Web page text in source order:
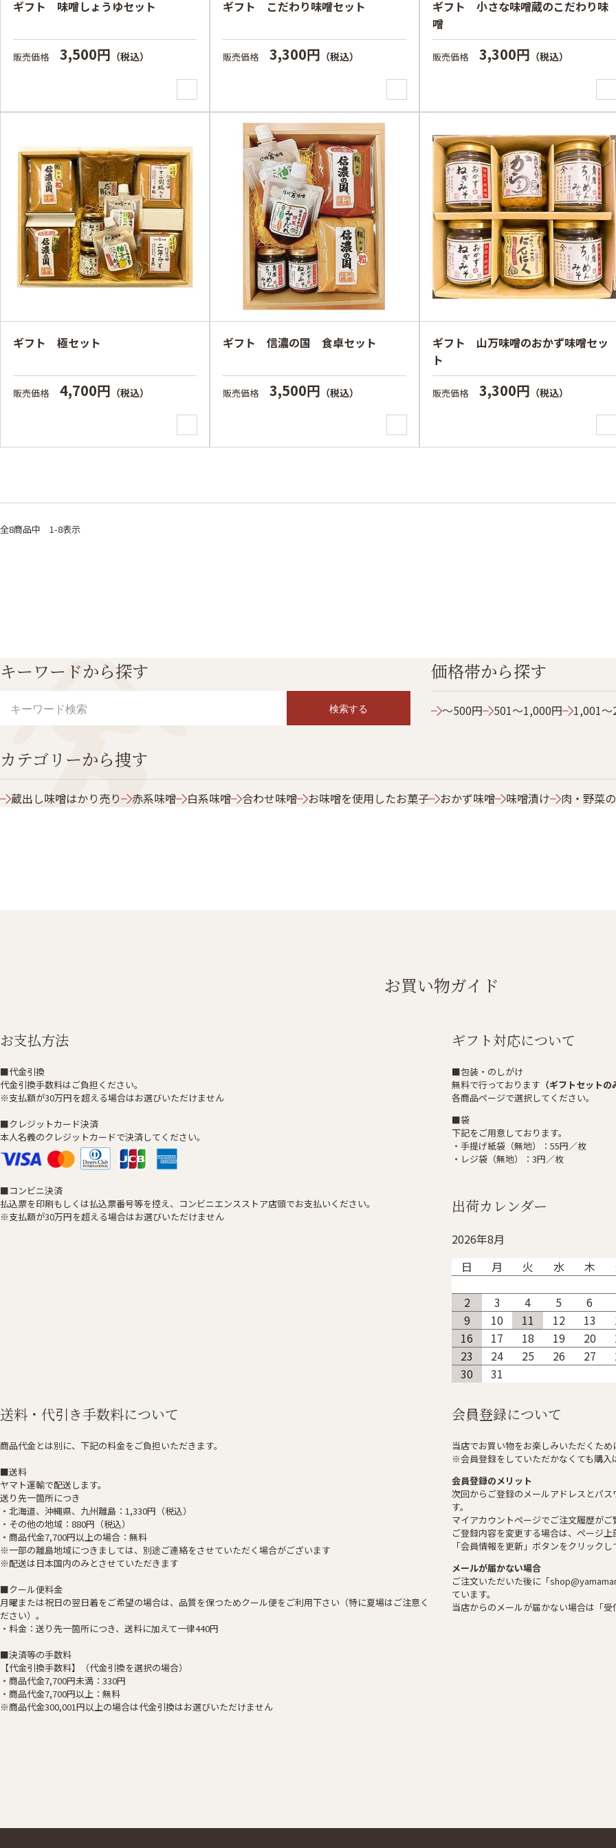
ギフト 味噌しょうゆセット
販売価格 3,500円 （税込）
ギフト こだわり味噌セット
販売価格 3,300円 （税込）
ギフト 小さな味噌蔵のこだわり味
噌
販売価格 3,300円 （税込）
ギフト 極セット
販売価格 4,700円 （税込）
ギフト 信濃の国 食卓セット
販売価格 3,500円 （税込）
ギフト 山万味噌のおかず味噌セッ
ト
販売価格 3,300円 （税込）
全8商品中 1-8表示
キーワードから探す
検索する
価格帯から探す
～500円 501～1,000円 1,001
カテゴリーから捜す
蔵出し味噌はかり売り 赤系味噌 白系味噌 合わせ味噌 お味噌を使用したお菓子 おかず味噌 味噌漬け 肉・野菜
お買い物ガイド
お支払方法
■代金引換
代金引換手数料はご負担ください。
※支払額が30万円を超える場合はお選びいただけません
■クレジットカード決済
本人名義のクレジットカードで決済してください。
■コンビニ決済
払込票を印刷もしくは払込票番号等を控え、コンビニエンスストア店頭でお支払いください。
※支払額が30万円を超える場合はお選びいただけません
送料・代引き手数料について
商品代金とは別に、下記の料金をご負担いただきます。
■送料
ヤマト運輸で配送します。
送り先一箇所につき
・北海道、沖縄県、九州離島：1,330円（税込）
・その他の地域：880円（税込）
・商品代金7,700円以上の場合：無料
※一部の離島地域につきましては、別途ご連絡をさせていただく場合がございます
※配送は日本国内のみとさせていただきます
■クール便料金
月曜または祝日の翌日着をご希望の場合は、品質を保つためクール便をご利用下さい（特に夏場はご注意く
ださい）。
・料金：送り先一箇所につき、送料に加えて一律440円
■決済等の手数料
【代金引換手数料】（代金引換を選択の場合）
・商品代金7,700円未満：330円
・商品代金7,700円以上：無料
※商品代金300,001円以上の場合は代金引換はお選びいただけません
ギフト対応について
■包装・のしがけ
無料で行っております （ギフトセットの
各商品ページで選択してください。
■袋
下記をご用意しております。
・手提げ紙袋（無地）：55円／枚
・レジ袋（無地）：3円／枚
出荷カレンダー
2026年8月
日
月 火 水 木
2
3 4 5 6
9
10 11 12 13
16
17 18 19 20
23
24 25 26 27
30
31
会員登録について
当店でお買い物をお楽しみいただくた
※会員登録をしていただかなくても購入
会員登録のメリット
次回からご登録のメールアドレスとパ
す。
マイアカウントページでご注文履歴がご
ご登録内容を変更する場合は、ページ
「会員情報を更新」ボタンをクリックし
メールが届かない場合
ご注文いただいた後に「
ています。
当店からのメールが届かない場合は「